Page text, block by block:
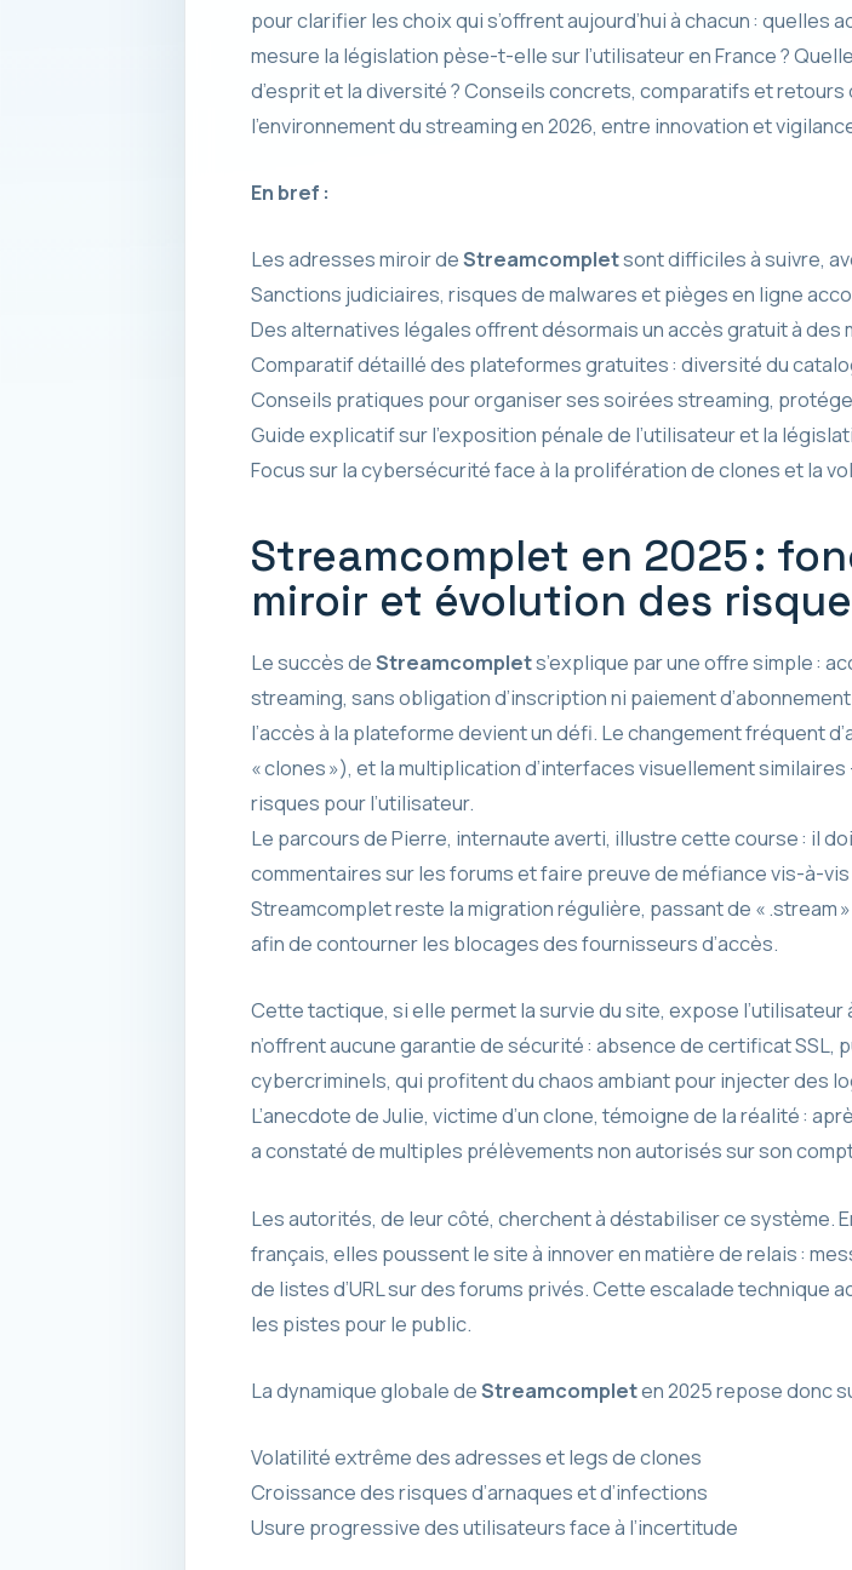
pour clarifier les choix qui s’offrent aujourd’hui à chacun :
mesure la législation pèse-t-elle sur l’utilisateur en France ?
d’esprit et la diversité ? Conseils concrets, comparatifs et
l’environnement du streaming en 2026, entre innovation et
En bref :
Les adresses miroir deStreamcompletsont difficiles à suivre,
Sanctions judiciaires, risques de malwares et pièges en ligne
Des alternatives légales offrent désormais un accès gratuit à
Comparatif détaillé des plateformes gratuites : diversité du
Conseils pratiques pour organiser ses soirées streaming,
Guide explicatif sur l’exposition pénale de l’utilisateur et la
Focus sur la cybersécurité face à la prolifération de clones et la
Streamcomplet en 2025 :
miroir et évolution des
Le succès deStreamcomplets’explique par une offre simple :
streaming, sans obligation d’inscription ni paiement
l’accès à la plateforme devient un défi. Le changement fréquent
« clones »), et la multiplication d’interfaces visuellement
risques pour l’utilisateur.
Le parcours de Pierre, internaute averti, illustre cette course : il
commentaires sur les forums et faire preuve de méfiance vis-à-
Streamcomplet reste la migration régulière, passant de « .stream
afin de contourner les blocages des fournisseurs d’accès.
Cette tactique, si elle permet la survie du site, expose
n’offrent aucune garantie de sécurité : absence de certificat
cybercriminels, qui profitent du chaos ambiant pour injecter des
L’anecdote de Julie, victime d’un clone, témoigne de la réalité :
a constaté de multiples prélèvements non autorisés sur son
Les autorités, de leur côté, cherchent à déstabiliser ce système.
français, elles poussent le site à innover en matière de relais :
de listes d’URL sur des forums privés. Cette escalade technique
les pistes pour le public.
La dynamique globale deStreamcompleten 2025 repose donc
Volatilité extrême des adresses et legs de clones
Croissance des risques d’arnaques et d’infections
Usure progressive des utilisateurs face à l’incertitude